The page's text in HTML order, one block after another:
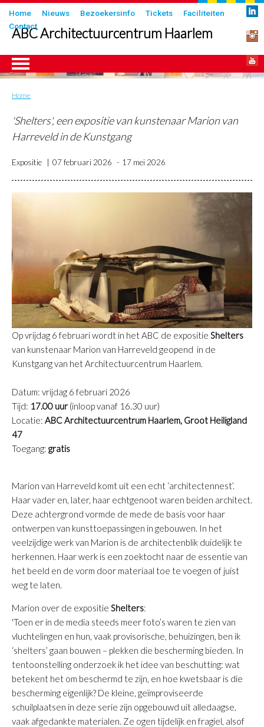
Overslaan
en
naar
inhoud
gaan
Submenu
Home Nieuws Bezoekersinfo Tickets
Faciliteiten
Contact
ABC Architectuurcentrum Haarlem
Kruimelpad
Home
'Shelters', een expositie van kunstenaar Marion van
Harreveld in de Kunstgang
Expositie 07 februari 2026 17 mei 2026
Op vrijdag 6 februari wordt in het ABC de expositie Shelters
van kunstenaar Marion van Harreveld geopend in de
Kunstgang van het Architectuurcentrum Haarlem.
Datum: vrijdag 6 februari 2026
Tijd: 17.00 uur (inloop vanaf 16.30 uur)
L ocatie: ABC Architectuurcentrum Haarlem, Groot Heiligland
47
Toegang: gratis
Marion van Harreveld komt uit een echt ‘architectennest’.
Haar vader en, later, haar echtgenoot waren beiden architect.
Deze achtergrond vormde de mede de basis voor haar
ontwerpen van kunsttoepassingen in gebouwen. In het
veelzijdige werk van Marion is de architectenblik duidelijk te
herkennen. Haar werk is een zoektocht naar de essentie van
het beeld en de vorm door materiaal toe te voegen of juist
weg te laten.
Marion over de expositie Shelters:
'Toen er in de media steeds meer foto’s waren te zien van
vluchtelingen en hun, vaak provisorische, behuizingen, ben ik
‘shelters’ gaan bouwen – plekken die bescherming bieden. In
tentoonstelling onderzoek ik het idee van beschutting: wat
betekent het om beschermd te zijn, en hoe kwetsbaar is die
bescherming eigenlijk? De kleine, geïmproviseerde
schuilplaatsen in deze serie zijn opgebouwd uit alledaagse,
vaak afgedankte materialen. Ze ogen tijdelijk en fragiel, alsof